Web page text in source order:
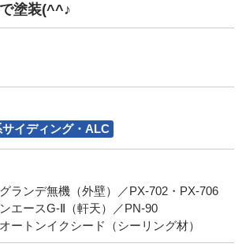
塗装(^^♪
サイディング・ALC
ランデ無機（外壁）／PX-702・PX-706
エースG-Ⅱ（軒天）／PN-90
ートンイクシード（シーリング材）